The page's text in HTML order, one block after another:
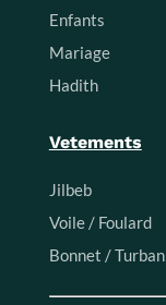
Enfants
Mariage
Hadith
Vetements
Jilbeb
Voile / Foulard
Bonnet / Turban